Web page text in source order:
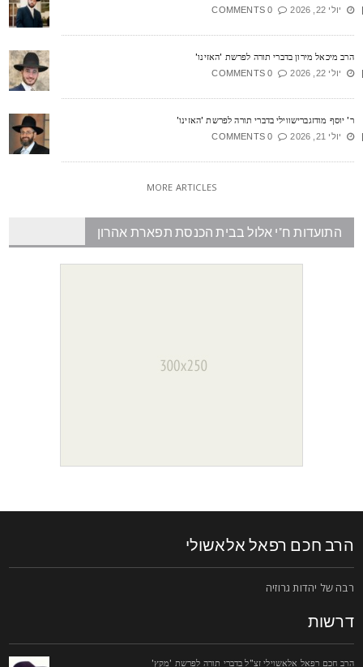
יולי 22, 2026 0 COMMENTS
מיכאל מירון בדברי תורה לפרשת 'האזינו'
יולי 22, 2026 0 COMMENTS
יוסף מודזגברישווילי בדברי תורה לפרשת 'האזינו'
יולי 21, 2026 0 COMMENTS
MORE ARTICLES
התועדות ח"י אלול בבית הכנסת תפארת אהרון
חכם רפאל אלאשולי
של יהדות גרוזיה
חכם רפאל אלאשוילי זצ"ל בדברי תורה לפרשת 'מקץ'